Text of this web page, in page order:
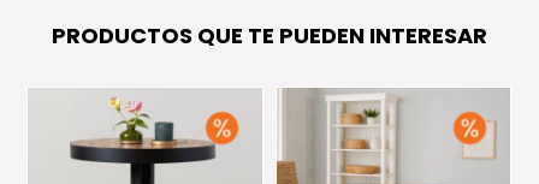
PRODUCTOS QUE TE PUEDEN INTERESAR